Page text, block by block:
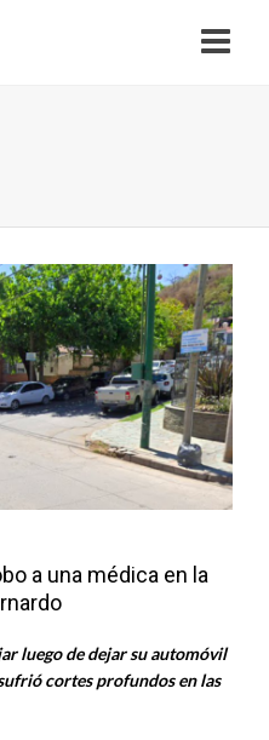
a una médica en la
luego de dejar su automóvil
cortes profundos en las